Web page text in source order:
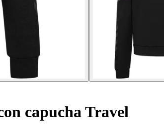
capucha Travel